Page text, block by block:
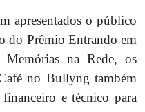
apresentados o público
do Prêmio Entrando em
na Rede, os
no Bullyng também
e técnico para